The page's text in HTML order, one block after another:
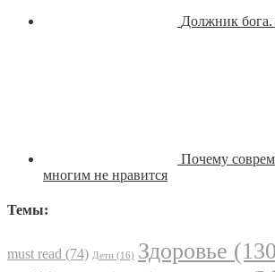
Должник
Почему
многим не нравится
Темы:
must read (74) Дети (16) Здоровье